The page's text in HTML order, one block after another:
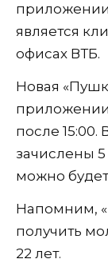
приложении
является
офисах ВТБ.
Новая
приложении
после 15:00.
зачислены
можно будет
Напомним,
получить
22 лет.